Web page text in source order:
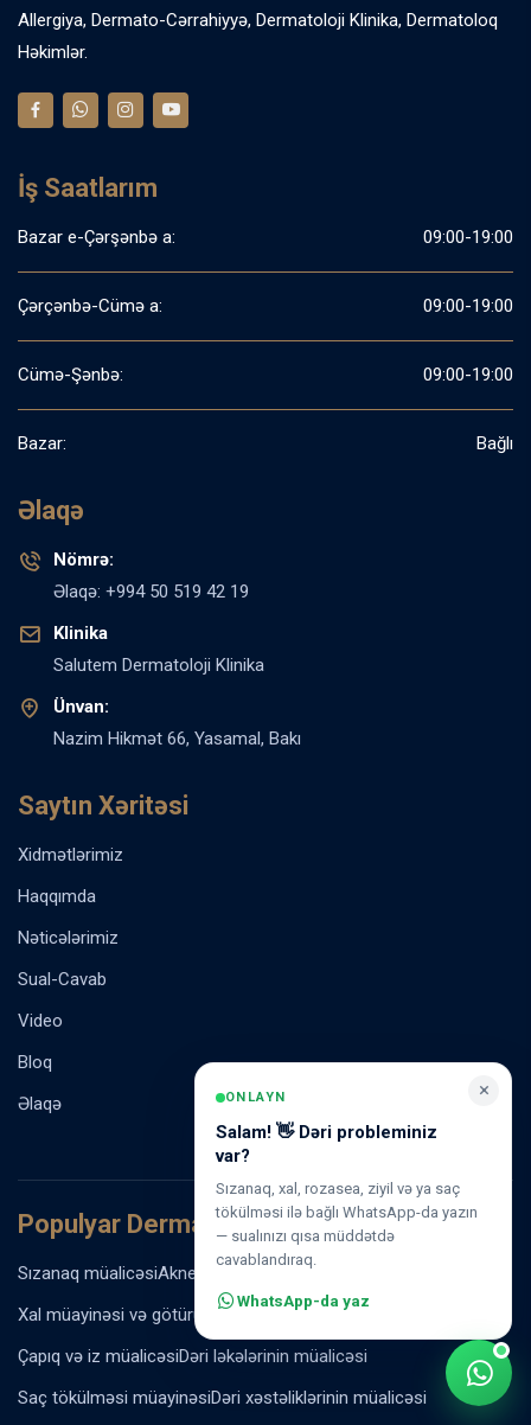
×
ONLAYN
Salam! 👋 Dəri probleminiz
var?
Sızanaq, xal, rozasea, ziyil və ya saç
tökülməsi ilə bağlı WhatsApp-da yazın
— sualınızı qısa müddətdə
cavablandıraq.
WhatsApp-da yaz
Allergiya, Dermato-Cərrahiyyə, Dermatoloji Klinika, Dermatoloq
Həkimlər.
İş Saatlarım
Bazar e-Çərşənbə a: 09:00-19:00
Çərçənbə-Cümə a: 09:00-19:00
Cümə-Şənbə: 09:00-19:00
Bazar: Bağlı
Əlaqə
Nömrə:
Əlaqə: +994 50 519 42 19
Klinika
Salutem Dermatoloji Klinika
Ünvan:
Nazim Hikmət 66, Yasamal, Bakı
Saytın Xəritəsi
Xidmətlərimiz
Haqqımda
Nəticələrimiz
Sual-Cavab
Video
Bloq
Əlaqə
Populyar Dermatoloji Xidmətlər
Sızanaq müalicəsiAkne vulgaris müalicəsi
Xal müayinəsi və götürülməsi
Ziyil və papilloma müalicəsi
Çapıq və iz müalicəsiDəri ləkələrinin müalicəsi
Saç tökülməsi müayinəsiDəri xəstəliklərinin müalicəsi